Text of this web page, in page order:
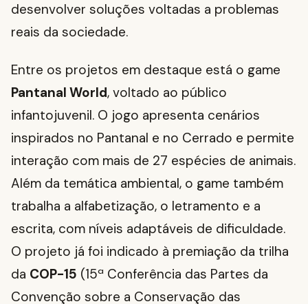
desenvolver soluções voltadas a problemas
reais da sociedade.
Entre os projetos em destaque está o game
Pantanal World, voltado ao público
infantojuvenil. O jogo apresenta cenários
inspirados no Pantanal e no Cerrado e permite
interação com mais de 27 espécies de animais.
Além da temática ambiental, o game também
trabalha a alfabetização, o letramento e a
escrita, com níveis adaptáveis de dificuldade.
O projeto já foi indicado à premiação da trilha
da COP-15 (15ª Conferência das Partes da
Convenção sobre a Conservação das